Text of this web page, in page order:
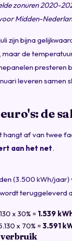
zonuren 2020-
Midden-
zijn bijna
de
leveren samen
de
hangt af van twee
aan het net.
(3.500 kWh/
teruggeleverd
x 30% = 1.539
x 70% =3.591
verbruik